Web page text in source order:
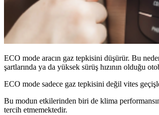
ECO mode aracın gaz tepkisini düşürür. Bu
şartlarında ya da yüksek sürüş hızının olduğu
ECO mode sadece gaz tepkisini değil vites
Bu modun etkilerinden biri de klima
tercih etmemektedir.